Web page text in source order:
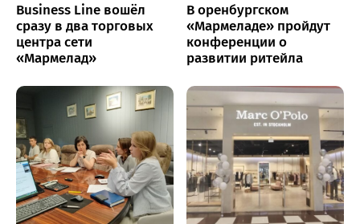
Business Line вошёл
сразу в два торговых
центра сети
«Мармелад»
В оренбургском
«Мармеладе» пройдут
конференции о
развитии ритейла